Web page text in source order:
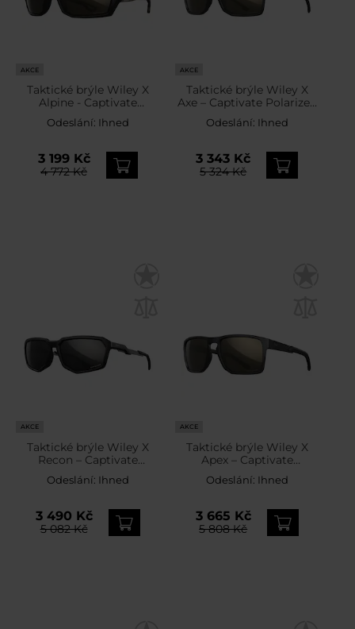
AKCE
Taktické brýle Wiley X
Alpine - Captivate
Polarized Tungsten
Mirror/Matte Black/Tan
Odeslání: Ihned
3 199 Kč
4 772 Kč
AKCE
Taktické brýle Wiley X
Axe – Captivate Polarized
Tungsten Mirror / Matte
Black
Odeslání: Ihned
3 343 Kč
5 324 Kč
AKCE
Taktické brýle Wiley X
Recon – Captivate
Polarized Black Mirror /
Matte Black
Odeslání: Ihned
3 490 Kč
5 082 Kč
AKCE
Taktické brýle Wiley X
Apex – Captivate
Polarized Tungsten
Mirror / Matte Black
Odeslání: Ihned
3 665 Kč
5 808 Kč